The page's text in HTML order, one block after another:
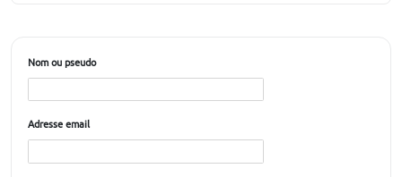
Nom ou pseudo
Adresse email